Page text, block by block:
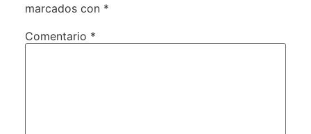
marcados con *
Comentario *